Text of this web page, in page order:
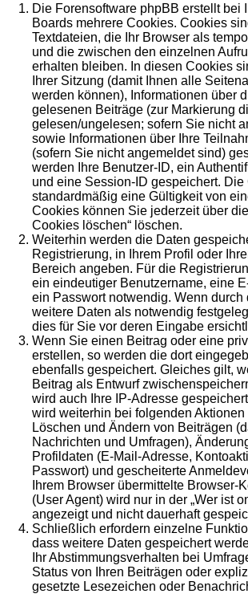
Die Forensoftware phpBB erstellt bei
Boards mehrere Cookies. Cookies
Textdateien, die Ihr Browser als
und die zwischen den einzelnen
erhalten bleiben. In diesen Cookies
Ihrer Sitzung (damit Ihnen alle
werden können), Informationen über
gelesenen Beiträge (zur Markierung
gelesen/ungelesen; sofern Sie nicht
sowie Informationen über Ihre
(sofern Sie nicht angemeldet sind)
werden Ihre Benutzer-ID, ein
und eine Session-ID gespeichert.
standardmäßig eine Gültigkeit von
Cookies können Sie jederzeit über
Cookies löschen“ löschen.
Weiterhin werden die Daten
Registrierung, in Ihrem Profil oder
Bereich angeben. Für die
ein eindeutiger Benutzername, eine
ein Passwort notwendig. Wenn durch
weitere Daten als notwendig
dies für Sie vor deren Eingabe
Wenn Sie einen Beitrag oder eine
erstellen, so werden die dort
ebenfalls gespeichert. Gleiches gilt,
Beitrag als Entwurf
wird auch Ihre IP-Adresse
wird weiterhin bei folgenden Aktionen
Löschen und Ändern von Beiträgen
Nachrichten und Umfragen),
Profildaten (E-Mail-Adresse,
Passwort) und gescheiterte
Ihrem Browser übermittelte Browser-
(User Agent) wird nur in der „Wer ist
angezeigt und nicht dauerhaft
Schließlich erfordern einzelne
dass weitere Daten gespeichert
Ihr Abstimmungsverhalten bei
Status von Ihren Beiträgen oder
gesetzte Lesezeichen oder